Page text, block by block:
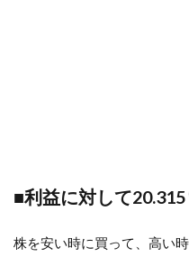
■利益に対して
株を安い時に買って、高い